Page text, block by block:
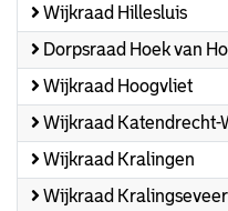
Wijkraad Hillesluis
Dorpsraad Hoek van
Wijkraad Hoogvliet
Wijkraad Katendrecht-
Wijkraad Kralingen
Wijkraad Kralingseveer